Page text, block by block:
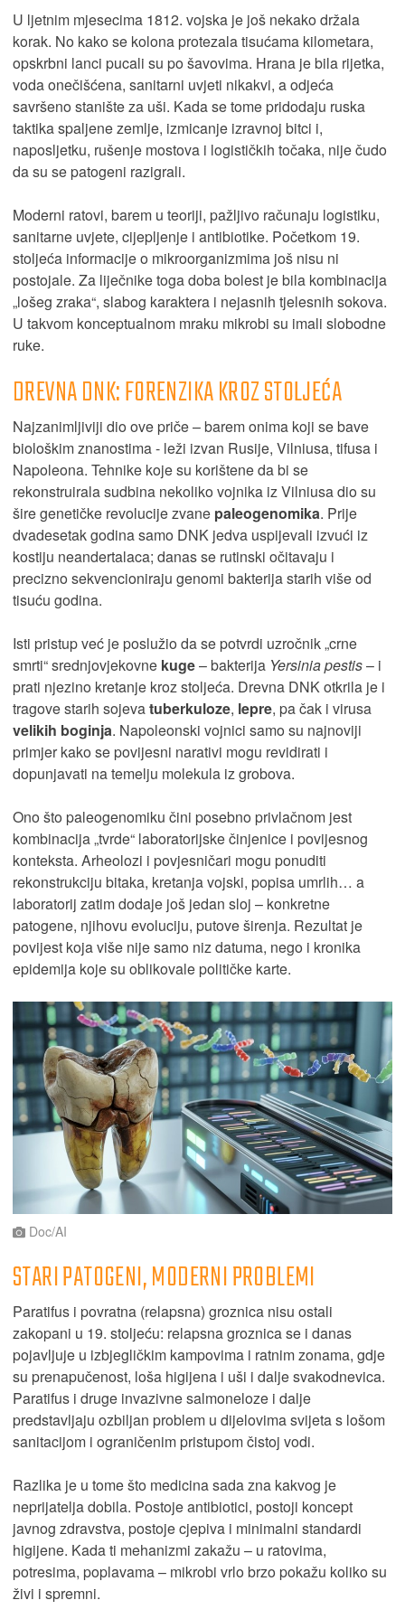
U ljetnim mjesecima 1812. vojska je još nekako držala
korak. No kako se kolona protezala tisućama kilometara,
opskrbni lanci pucali su po šavovima. Hrana je bila rijetka,
voda onečišćena, sanitarni uvjeti nikakvi, a odjeća
savršeno stanište za uši. Kada se tome pridodaju ruska
taktika spaljene zemlje, izmicanje izravnoj bitci i,
naposljetku, rušenje mostova i logističkih točaka, nije čudo
da su se patogeni razigrali.
Moderni ratovi, barem u teoriji, pažljivo računaju logistiku,
sanitarne uvjete, cijepljenje i antibiotike. Početkom 19.
stoljeća informacije o mikroorganizmima još nisu ni
postojale. Za liječnike toga doba bolest je bila kombinacija
„lošeg zraka“, slabog karaktera i nejasnih tjelesnih sokova.
U takvom konceptualnom mraku mikrobi su imali slobodne
ruke.
DREVNA DNK: FORENZIKA KROZ STOLJEĆA
Najzanimljiviji dio ove priče – barem onima koji se bave
biološkim znanostima - leži izvan Rusije, Vilniusa, tifusa i
Napoleona. Tehnike koje su korištene da bi se
rekonstruirala sudbina nekoliko vojnika iz Vilniusa dio su
šire genetičke revolucije zvane paleogenomika. Prije
dvadesetak godina samo DNK jedva uspijevali izvući iz
kostiju neandertalaca; danas se rutinski očitavaju i
precizno sekvencioniraju genomi bakterija starih više od
tisuću godina.
Isti pristup već je poslužio da se potvrdi uzročnik „crne
smrti“ srednjovjekovne kuge– bakterija Yersinia pestis– i
prati njezino kretanje kroz stoljeća. Drevna DNK otkrila je i
tragove starih sojevatuberkuloze, lepre, pa čak i virusa
velikih boginja. Napoleonski vojnici samo su najnoviji
primjer kako se povijesni narativi mogu revidirati i
dopunjavati na temelju molekula iz grobova.
Ono što paleogenomiku čini posebno privlačnom jest
kombinacija „tvrde“ laboratorijske činjenice i povijesnog
konteksta. Arheolozi i povjesničari mogu ponuditi
rekonstrukciju bitaka, kretanja vojski, popisa umrlih… a
laboratorij zatim dodaje još jedan sloj – konkretne
patogene, njihovu evoluciju, putove širenja. Rezultat je
povijest koja više nije samo niz datuma, nego i kronika
epidemija koje su oblikovale političke karte.
Doc/AI
STARI PATOGENI, MODERNI PROBLEMI
Paratifus i povratna (relapsna) groznica nisu ostali
zakopani u 19. stoljeću: relapsna groznica se i danas
pojavljuje u izbjegličkim kampovima i ratnim zonama, gdje
su prenapučenost, loša higijena i uši i dalje svakodnevica.
Paratifus i druge invazivne salmoneloze i dalje
predstavljaju ozbiljan problem u dijelovima svijeta s lošom
sanitacijom i ograničenim pristupom čistoj vodi.
Razlika je u tome što medicina sada zna kakvog je
neprijatelja dobila. Postoje antibiotici, postoji koncept
javnog zdravstva, postoje cjepiva i minimalni standardi
higijene. Kada ti mehanizmi zakažu – u ratovima,
potresima, poplavama – mikrobi vrlo brzo pokažu koliko su
živi i spremni.